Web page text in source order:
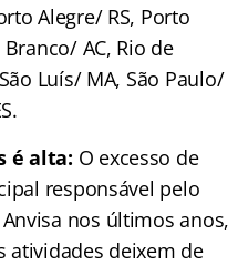
Alegre/ RS, Porto
AC, Rio de
Luís/ MA, São Paulo/
é alta: O excesso de
responsável pelo
nos últimos anos,
atividades deixem de